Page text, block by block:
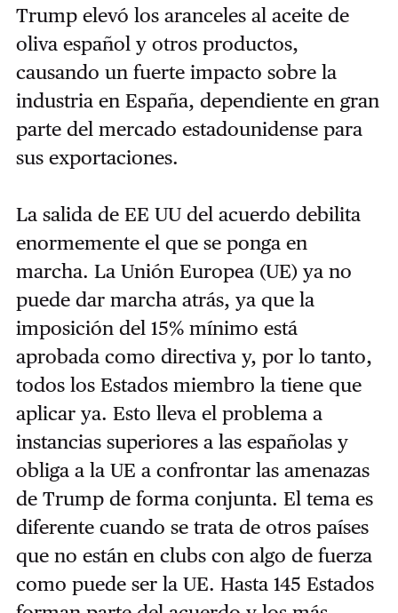
Trump elevó los aranceles al aceite de
oliva español y otros productos,
causando un fuerte impacto sobre la
industria en España, dependiente en gran
parte del mercado estadounidense para
sus exportaciones.
La salida de EE UU del acuerdo debilita
enormemente el que se ponga en
marcha. La Unión Europea (UE) ya no
puede dar marcha atrás, ya que la
imposición del 15% mínimo está
aprobada como directiva y, por lo tanto,
todos los Estados miembro la tiene que
aplicar ya. Esto lleva el problema a
instancias superiores a las españolas y
obliga a la UE a confrontar las amenazas
de Trump de forma conjunta. El tema es
diferente cuando se trata de otros países
que no están en clubs con algo de fuerza
como puede ser la UE. Hasta 145 Estados